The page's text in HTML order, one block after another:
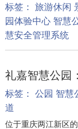
标签： 旅游休闲
园体验中心 智慧
慧安全管理系统
礼嘉智慧公园
标签： 公园 智慧
道
位于重庆两江新区